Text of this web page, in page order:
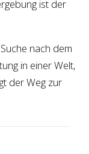
ist der
nach dem
in einer Welt,
der Weg zur